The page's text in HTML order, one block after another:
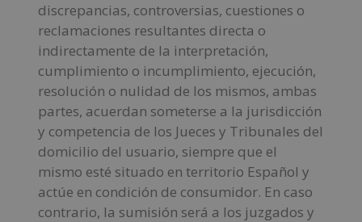
discrepancias, controversias, cuestiones o
reclamaciones resultantes directa o
indirectamente de la interpretación,
cumplimiento o incumplimiento, ejecución,
resolución o nulidad de los mismos, ambas
partes, acuerdan someterse a la jurisdicción
y competencia de los Jueces y Tribunales del
domicilio del usuario, siempre que el
mismo esté situado en territorio Español y
actúe en condición de consumidor. En caso
contrario, la sumisión será a los juzgados y